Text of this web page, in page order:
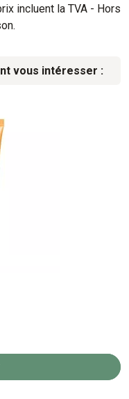
incluent la TVA - Hors
vous intéresser :